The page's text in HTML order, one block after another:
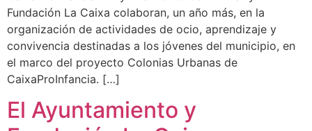
Fundación La Caixa colaboran, un año más, en la
organización de actividades de ocio, aprendizaje y
convivencia destinadas a los jóvenes del municipio, en
el marco del proyecto Colonias Urbanas de
CaixaProInfancia. […]
El Ayuntamiento y